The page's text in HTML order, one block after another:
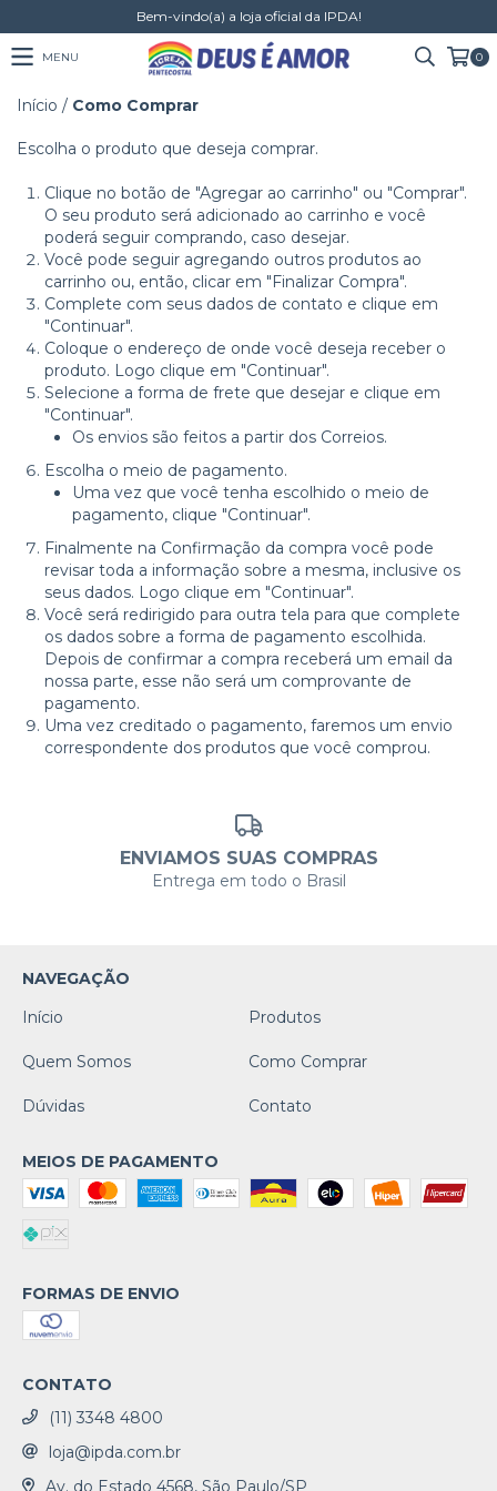
Bem-vindo(a) a loja oficial da IPDA!
MENU 0
Início / Como Comprar
Escolha o produto que deseja comprar.
Clique no botão de "Agregar ao carrinho" ou "Comprar".
O seu produto será adicionado ao carrinho e você
poderá seguir comprando, caso desejar.
Você pode seguir agregando outros produtos ao
carrinho ou, então, clicar em "Finalizar Compra".
Complete com seus dados de contato e clique em
"Continuar".
Coloque o endereço de onde você deseja receber o
produto. Logo clique em "Continuar".
Selecione a forma de frete que desejar e clique em
"Continuar".
Os envios são feitos a partir dos Correios.
Escolha o meio de pagamento.
Uma vez que você tenha escolhido o meio de
pagamento, clique "Continuar".
Finalmente na Confirmação da compra você pode
revisar toda a informação sobre a mesma, inclusive os
seus dados. Logo clique em "Continuar".
Você será redirigido para outra tela para que complete
os dados sobre a forma de pagamento escolhida.
Depois de confirmar a compra receberá um email da
nossa parte, esse não será um comprovante de
pagamento.
Uma vez creditado o pagamento, faremos um envio
correspondente dos produtos que você comprou.
ENVIAMOS SUAS COMPRAS
Entrega em todo o Brasil
NAVEGAÇÃO
Início
Produtos
Quem Somos Como Comprar
Dúvidas Contato
MEIOS DE PAGAMENTO
FORMAS DE ENVIO
CONTATO
(11) 3348 4800
loja@ipda.com.br
Av. do Estado 4568, São Paulo/SP